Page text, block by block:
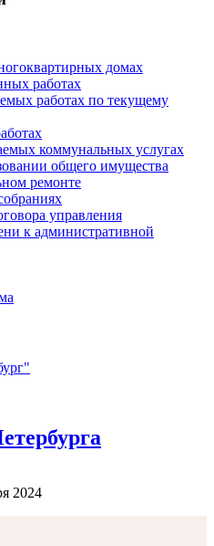
домах
работах
работах по текущему
коммунальных услугах
общего имущества
ремонте
управления
к административной
2024